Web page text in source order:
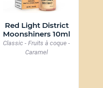
Red Light District
Moonshiners 10ml
Classic - Fruits à coque -
Caramel